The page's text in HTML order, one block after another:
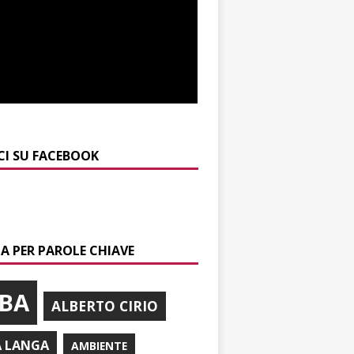
SU FACEBOOK
PER PAROLE CHIAVE
ALBERTO CIRIO
LANGA AMBIENTE